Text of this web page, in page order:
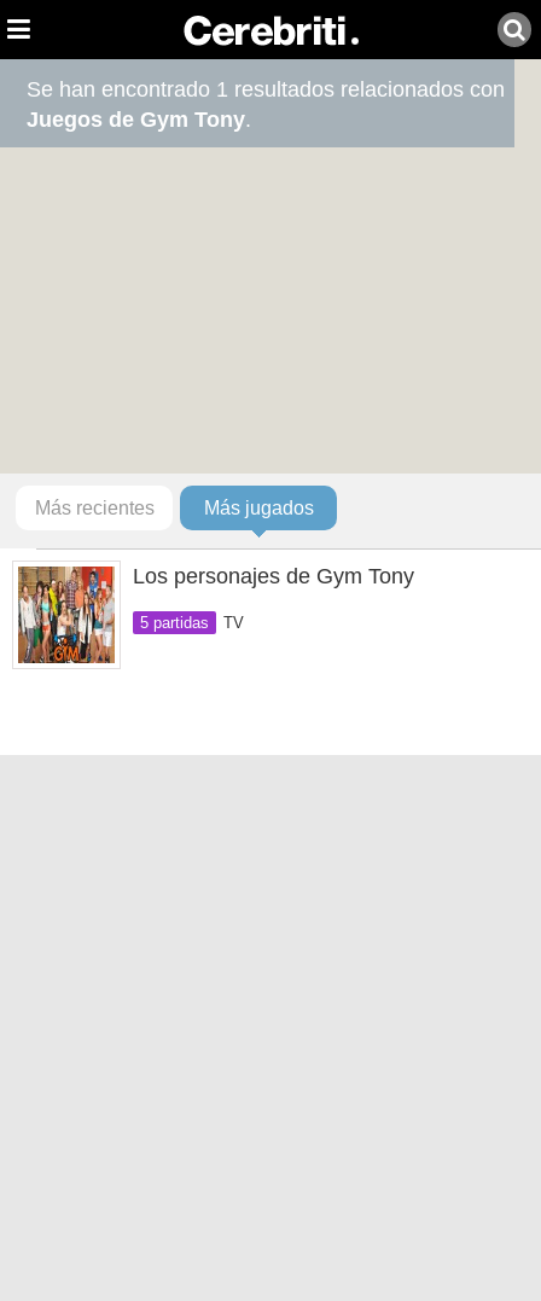
Se han encontrado 1 resultados relacionados con
Juegos de Gym Tony.
Más recientes Más jugados
Los personajes de Gym Tony
5 partidas TV